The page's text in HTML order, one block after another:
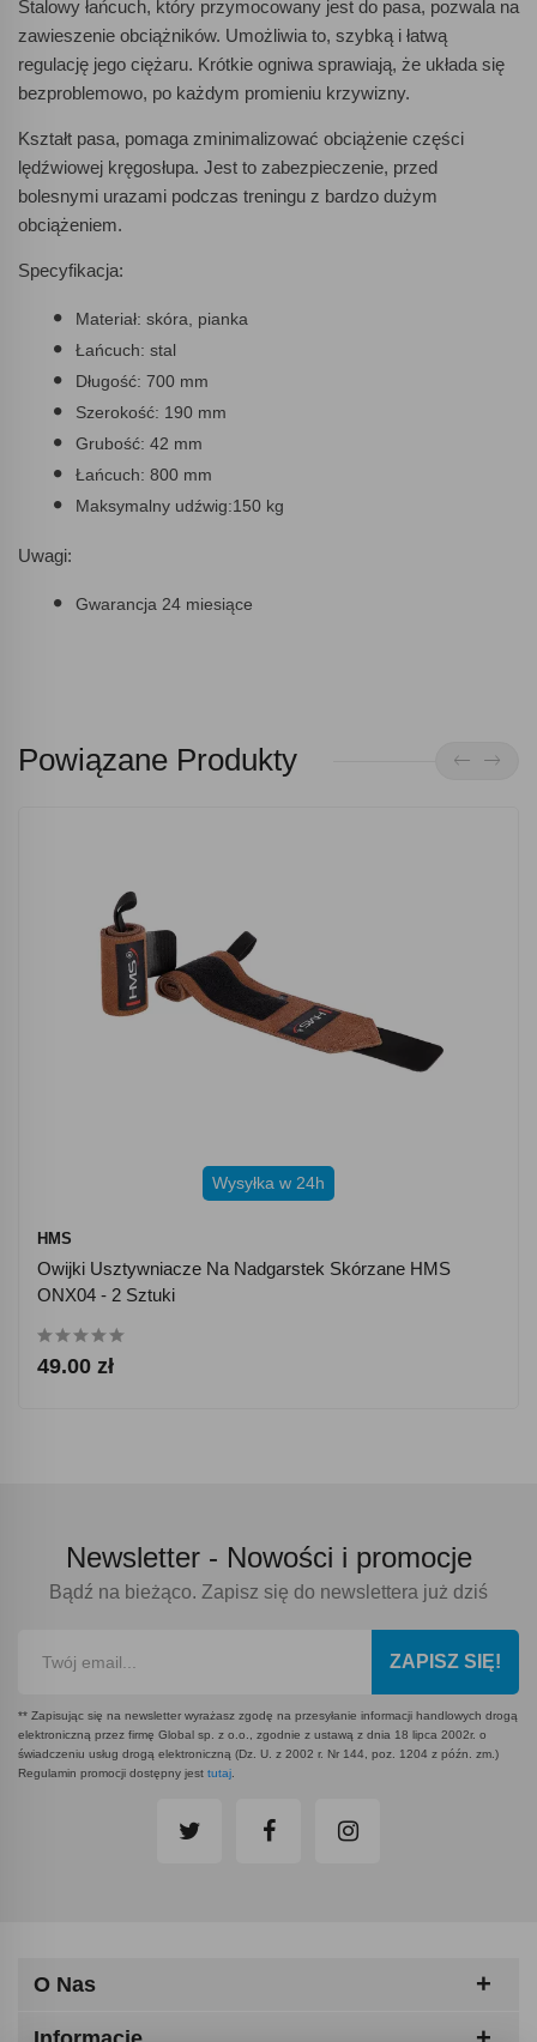
Stalowy łańcuch, który przymocowany jest do pasa, pozwala na
zawieszenie obciążników. Umożliwia to, szybką i łatwą
regulację jego ciężaru. Krótkie ogniwa sprawiają, że układa się
bezproblemowo, po każdym promieniu krzywizny.
Kształt pasa, pomaga zminimalizować obciążenie części
lędźwiowej kręgosłupa. Jest to zabezpieczenie, przed
bolesnymi urazami podczas treningu z bardzo dużym
obciążeniem.
Specyfikacja:
Materiał: skóra, pianka
Łańcuch: stal
Długość: 700 mm
Szerokość: 190 mm
Grubość: 42 mm
Łańcuch: 800 mm
Maksymalny udźwig:150 kg
Uwagi:
Gwarancja 24 miesiące
Powiązane Produkty
Wysyłka w 24h
HMS
Owijki Usztywniacze Na Nadgarstek Skórzane HMS
ONX04 - 2 Sztuki
49.00 zł
Newsletter - Nowości i promocje
Bądź na bieżąco. Zapisz się do newslettera już dziś
ZAPISZ SIĘ!
** Zapisując się na newsletter wyrażasz zgodę na przesyłanie informacji handlowych drogą
elektroniczną przez firmę Global sp. z o.o., zgodnie z ustawą z dnia 18 lipca 2002r. o
świadczeniu usług drogą elektroniczną (Dz. U. z 2002 r. Nr 144, poz. 1204 z późn. zm.)
Regulamin promocji dostępny jest tutaj.
O Nas